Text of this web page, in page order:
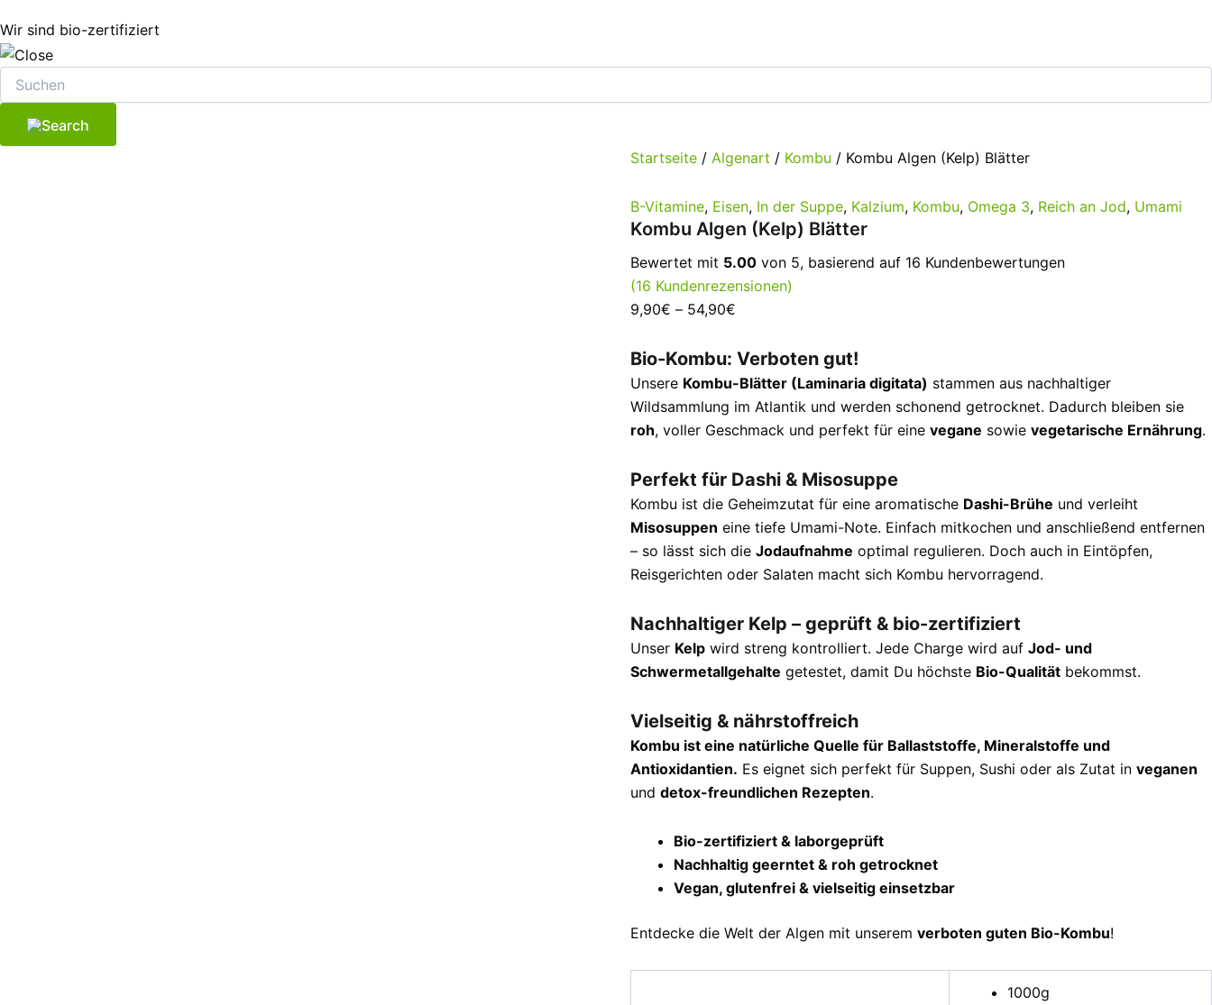
Wir sind bio-zertifiziert
Startseite/ Algenart / Kombu / Kombu Algen (Kelp) Blätter
B-Vitamine, Eisen, In der Suppe, Kalzium, Kombu, Omega 3, Reich an Jod, Umami
Kombu Algen (Kelp) Blätter
Bewertet mit 5.00von 5, basierend auf 16 Kundenbewertungen
(16 Kundenrezensionen)
9,90€ – 54,90€
Bio-Kombu: Verboten gut!
Unsere Kombu-Blätter (Laminaria digitata) stammen aus nachhaltiger
Wildsammlung im Atlantik und werden schonend getrocknet. Dadurch bleiben sie
roh, voller Geschmack und perfekt für eine vegane sowie vegetarische Ernährung.
Perfekt für Dashi & Misosuppe
Kombu ist die Geheimzutat für eine aromatische Dashi-Brühe und verleiht
Misosuppen eine tiefe Umami-Note. Einfach mitkochen und anschließend entfernen
– so lässt sich die Jodaufnahme optimal regulieren. Doch auch in Eintöpfen,
Reisgerichten oder Salaten macht sich Kombu hervorragend.
Nachhaltiger Kelp – geprüft & bio-zertifiziert
Unser Kelpwird streng kontrolliert. Jede Charge wird auf Jod- und
Schwermetallgehalte getestet, damit Du höchste Bio-Qualitätbekommst.
Vielseitig & nährstoffreich
Kombu ist eine natürliche Quelle für Ballaststoffe, Mineralstoffe und
Antioxidantien. Es eignet sich perfekt für Suppen, Sushi oder als Zutat in veganen
und detox-freundlichen Rezepten.
Bio-zertifiziert & laborgeprüft
Nachhaltig geerntet & roh getrocknet
Vegan, glutenfrei & vielseitig einsetzbar
Entdecke die Welt der Algen mit unserem verboten guten Bio-Kombu!
1000g